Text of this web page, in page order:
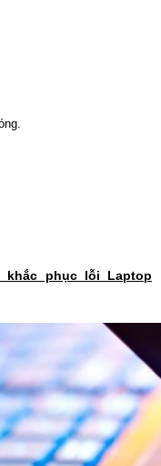
khắc phục lỗi Laptop